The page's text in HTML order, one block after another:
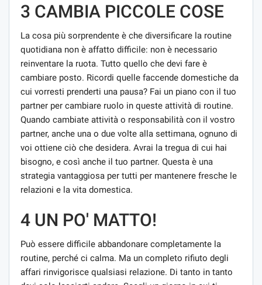
3 CAMBIA PICCOLE COSE
La cosa più sorprendente è che diversificare la routine
quotidiana non è affatto difficile: non è necessario
reinventare la ruota. Tutto quello che devi fare è
cambiare posto. Ricordi quelle faccende domestiche da
cui vorresti prenderti una pausa? Fai un piano con il tuo
partner per cambiare ruolo in queste attività di routine.
Quando cambiate attività o responsabilità con il vostro
partner, anche una o due volte alla settimana, ognuno di
voi ottiene ciò che desidera. Avrai la tregua di cui hai
bisogno, e così anche il tuo partner. Questa è una
strategia vantaggiosa per tutti per mantenere fresche le
relazioni e la vita domestica.
4 UN PO' MATTO!
Può essere difficile abbandonare completamente la
routine, perché ci calma. Ma un completo rifiuto degli
affari rinvigorisce qualsiasi relazione. Di tanto in tanto